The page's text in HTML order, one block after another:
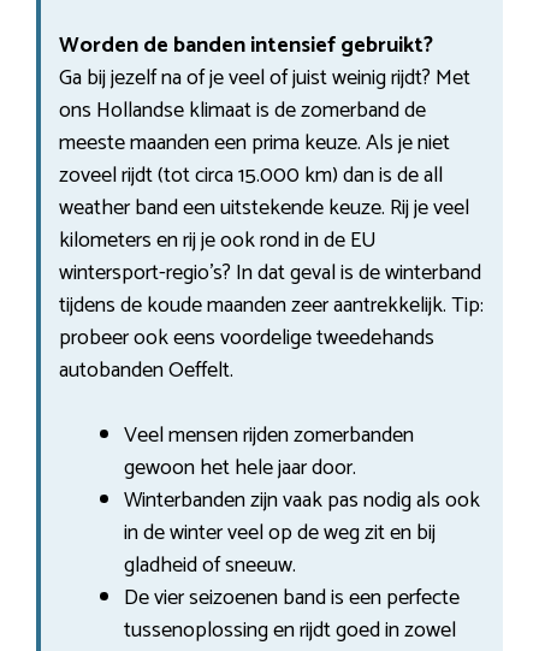
Worden de banden intensief gebruikt?
Ga bij jezelf na of je veel of juist weinig rijdt? Met
ons Hollandse klimaat is de zomerband de
meeste maanden een prima keuze. Als je niet
zoveel rijdt (tot circa 15.000 km) dan is de all
weather band een uitstekende keuze. Rij je veel
kilometers en rij je ook rond in de EU
wintersport-regio’s? In dat geval is de winterband
tijdens de koude maanden zeer aantrekkelijk. Tip:
probeer ook eens voordelige tweedehands
autobanden Oeffelt.
Veel mensen rijden zomerbanden
gewoon het hele jaar door.
Winterbanden zijn vaak pas nodig als ook
in de winter veel op de weg zit en bij
gladheid of sneeuw.
De vier seizoenen band is een perfecte
tussenoplossing en rijdt goed in zowel